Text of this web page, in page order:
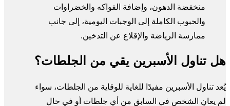
منخفضة الدهون، وإضافة الفواكه والخضراوات
والحبوب الكاملة إلى الوجبات اليومية، إلى جانب
ممارسة الرياضة والإقلاع عن التدخين.
هل تناول الأسبرين يقي من الجلطات؟
يُعد تناول الأسبرين مفيدًا للغاية للوقاية من الجلطات، سواء
لم يعانِ الشخص في السابق من أي جلطات أو في حال